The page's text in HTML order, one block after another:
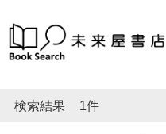
検索結果 1件